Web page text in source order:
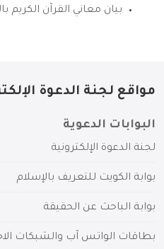
بيان معاني القرآن الكريم
مواقع لجنة الدعوة
البوابات الدعوية
لجنة الدعوة الإلكترونية
بوابة الكويت للتعريف بالإسلام
بوابة الباحث عن الحقيقة
بطاقات الواتس آب والشبكات